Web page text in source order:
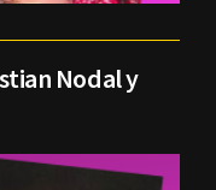
Nodal y